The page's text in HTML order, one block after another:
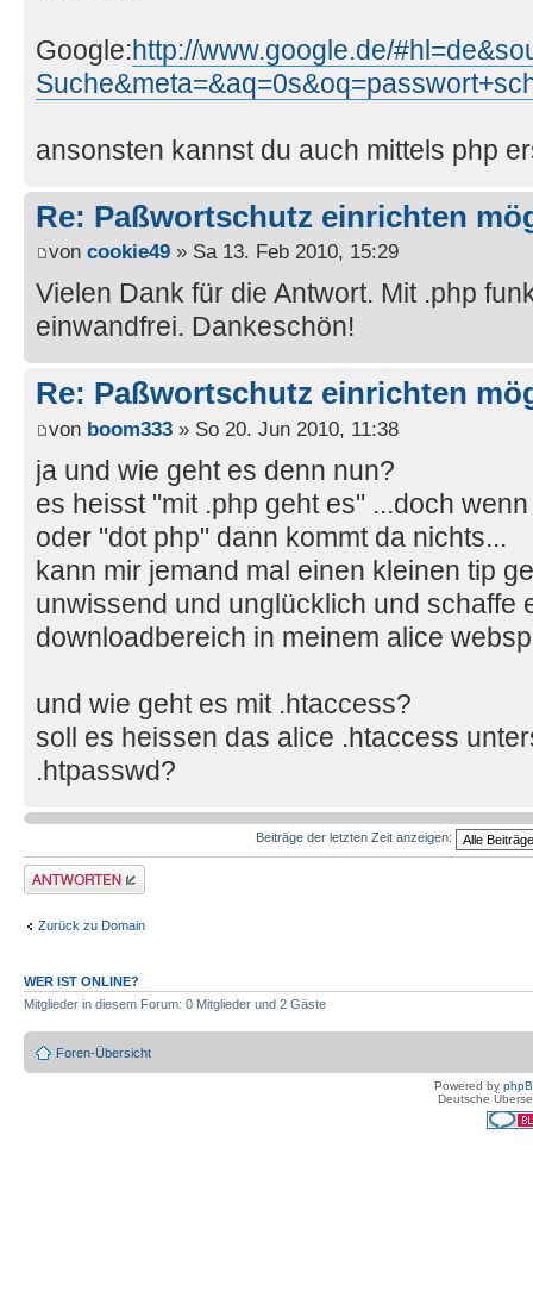
Google:http://www.google.de/
ansonsten kannst du auch mittels php
Re: Paßwortschutz einrichten
von cookie49 » Sa 13. Feb 2010, 15:29
Vielen Dank für die Antwort. Mit .php
einwandfrei. Dankeschön!
Re: Paßwortschutz einrichten
von boom333 » So 20. Jun 2010, 11:38
ja und wie geht es denn nun?
es heisst "mit .php geht es" ...doch
oder "dot php" dann kommt da nichts...
kann mir jemand mal einen kleinen tip
unwissend und unglücklich und schaffe
downloadbereich in meinem alice
und wie geht es mit .htaccess?
soll es heissen das alice .htaccess
.htpasswd?
Beiträge der letzten Zeit anzeigen:
Antwort erstellen
Zurück zu Domain
WER IST ONLINE?
Mitglieder in diesem Forum: 0 Mitglieder und 2 Gäste
Foren-Übersicht
Powered by
Deutsche